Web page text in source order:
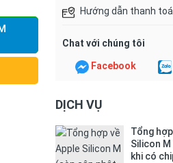
Hướng dẫn thanh
Chat với chúng tôi
Facebook
DỊCH VỤ
Tổng
Silicon
khi có